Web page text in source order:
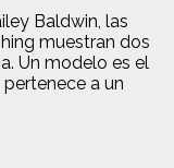
Baldwin, las
muestran dos
Un modelo es el
a un